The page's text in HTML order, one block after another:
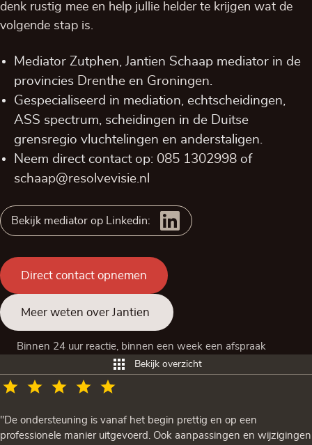
denk rustig mee en help jullie helder te krijgen wat de
volgende stap is.
Mediator Zutphen, Jantien Schaap mediator in de
provincies Drenthe en Groningen.
Gespecialiseerd in mediation, echtscheidingen,
ASS spectrum, scheidingen in de Duitse
grensregio vluchtelingen en anderstaligen.
Neem direct contact op: 085 1302998 of
schaap@resolvevisie.nl
Bekijk mediator op Linkedin:
Direct contact opnemen
Meer weten over Jantien
Binnen 24 uur reactie, binnen een week een afspraak
Bekijk overzicht
"De ondersteuning is vanaf het begin prettig en op een
professionele manier uitgevoerd. Ook aanpassingen en wijzigingen